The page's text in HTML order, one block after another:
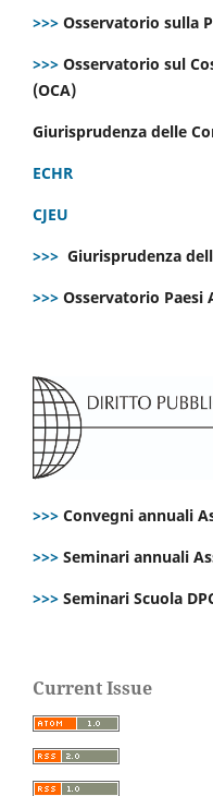
>>> Osservatorio sulla
>>> Osservatorio sul
(OCA)
Giurisprudenza delle
ECHR
CJEU
>>> Giurisprudenza
>>> Osservatorio Paesi
>>> Convegni annuali
>>> Seminari annuali
>>> Seminari Scuola
Current Issue